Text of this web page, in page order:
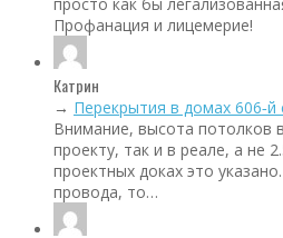
Профанация и лицемерие!
Катрин
→ Перекрытия в домах 606‑й
Внимание, высота потолков
проекту, так и в реале, а не
проектных доках это
провода, то…